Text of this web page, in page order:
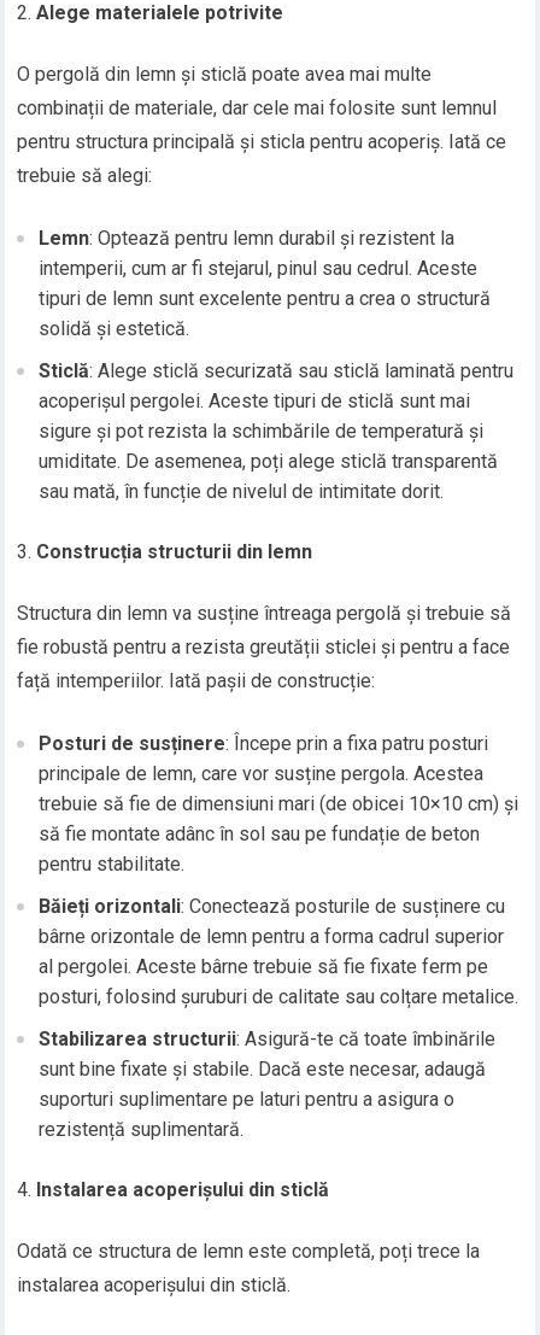
Alege materialele potrivite
O pergolă din lemn și sticlă poate avea mai multe
combinații de materiale, dar cele mai folosite sunt lemnul
pentru structura principală și sticla pentru acoperiș. Iată ce
trebuie să alegi:
Lemn: Optează pentru lemn durabil și rezistent la
intemperii, cum ar fi stejarul, pinul sau cedrul. Aceste
tipuri de lemn sunt excelente pentru a crea o structură
solidă și estetică.
Sticlă: Alege sticlă securizată sau sticlă laminată pentru
acoperișul pergolei. Aceste tipuri de sticlă sunt mai
sigure și pot rezista la schimbările de temperatură și
umiditate. De asemenea, poți alege sticlă transparentă
sau mată, în funcție de nivelul de intimitate dorit.
Construcția structurii din lemn
Structura din lemn va susține întreaga pergolă și trebuie să
fie robustă pentru a rezista greutății sticlei și pentru a face
față intemperiilor. Iată pașii de construcție:
Posturi de susținere: Începe prin a fixa patru posturi
principale de lemn, care vor susține pergola. Acestea
trebuie să fie de dimensiuni mari (de obicei 10×10 cm) și
să fie montate adânc în sol sau pe fundație de beton
pentru stabilitate.
Băieți orizontali: Conectează posturile de susținere cu
bârne orizontale de lemn pentru a forma cadrul superior
al pergolei. Aceste bârne trebuie să fie fixate ferm pe
posturi, folosind șuruburi de calitate sau colțare metalice.
Stabilizarea structurii: Asigură-te că toate îmbinările
sunt bine fixate și stabile. Dacă este necesar, adaugă
suporturi suplimentare pe laturi pentru a asigura o
rezistență suplimentară.
Instalarea acoperișului din sticlă
Odată ce structura de lemn este completă, poți trece la
instalarea acoperișului din sticlă.